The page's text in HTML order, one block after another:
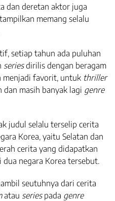
dan deretan aktor juga
memang selalu
setiap tahun ada puluhan
seriesdirilis dengan beragam
menjadi favorit, untuk thriller
masih banyak lagi genre
judul selalu terselip cerita
Korea, yaitu Selatan dan
cerita yang didapatkan
negara Korea tersebut.
seutuhnya dari cerita
atau seriespada genre